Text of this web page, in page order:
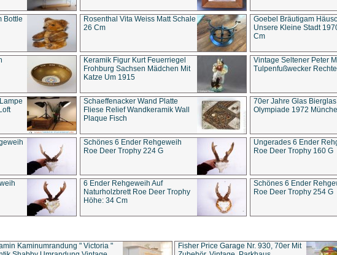
Bottle
Rosenthal Vita Weiss Matt Schale
26 Cm
Goebel Bräutigam
Unsere Kleine Stadt
Cm
Keramik Figur Kurt Feuerriegel
Frohburg Sachsen Mädchen Mit
Katze Um 1915
Vintage Seltener Peter
Tulpenfußwecker
Schaeffenacker Wand Platte
Fliese Relief Wandkeramik Wall
Plaque Fisch
70er Jahre Glas Bierglas
Olympiade 1972
Schönes 6 Ender Rehgeweih
Roe Deer Trophy 224 G
Ungerades 6 Ender
Roe Deer Trophy 160 G
6 Ender Rehgeweih Auf
Naturholzbrett Roe Deer Trophy
Höhe: 34 Cm
Schönes 6 Ender
Roe Deer Trophy 254 G
Kaminumrandung " Victoria "
Fisher Price Garage Nr. 930, 70er Mit